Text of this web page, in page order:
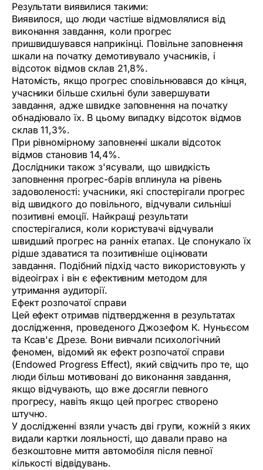
Результати виявилися такими:
Виявилося, що люди частіше відмовлялися від
виконання завдання, коли прогрес
пришвидшувався наприкінці. Повільне заповнення
шкали на початку демотивувало учасників, і
відсоток відмов склав 21,8%.
Натомість, якщо прогрес сповільнювався до кінця,
учасники більше схильні були завершувати
завдання, адже швидке заповнення на початку
обнадіювало їх. В цьому випадку відсоток відмов
склав 11,3%.
При рівномірному заповненні шкали відсоток
відмов становив 14,4%.
Дослідники також з'ясували, що швидкість
заповнення прогрес-барів вплинула на рівень
задоволеності: учасники, які спостерігали прогрес
від швидкого до повільного, відчували сильніші
позитивні емоції. Найкращі результати
спостерігалися, коли користувачі відчували
швидший прогрес на ранніх етапах. Це спонукало їх
рідше здаватися та позитивніше оцінювати
завдання. Подібний підхід часто використовують у
відеоіграх і він є ефективним методом для
утримання аудиторії.
Ефект розпочатої справи
Цей ефект отримав підтвердження в результатах
дослідження, проведеного Джозефом К. Нуньєсом
та Ксав'є Дрезе. Вони вивчали психологічний
феномен, відомий як ефект розпочатої справи
(Endowed Progress Effect), який свідчить про те, що
люди більш мотивовані до виконання завдання,
якщо відчувають, що вже досягли певного
прогресу, навіть якщо цей прогрес створено
штучно.
У дослідженні взяли участь дві групи, кожній з яких
видали картки лояльності, що давали право на
безкоштовне миття автомобіля після певної
кількості відвідувань.